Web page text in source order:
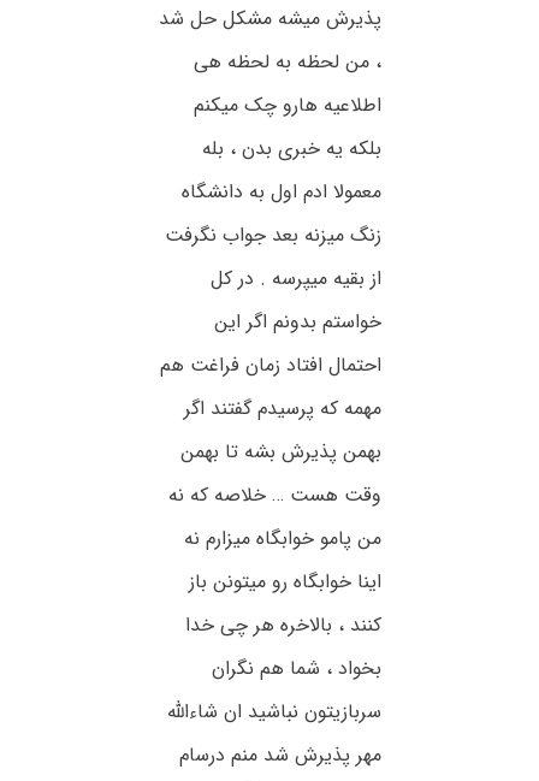
پذیرش میشه مشکل حل شد
، من لحظه به لحظه هی
اطلاعیه هارو چک میکنم
بلکه یه خبری بدن ، بله
معمولا ادم اول به دانشگاه
زنگ میزنه بعد جواب نگرفت
از بقیه میپرسه ⁦⁩. در کل
خواستم بدونم اگر این
احتمال افتاد زمان فراغت هم
مهمه که پرسیدم گفتند اگر
بهمن پذیرش بشه تا بهمن
وقت هست … خلاصه که نه
من پامو خوابگاه میزارم نه
اینا خوابگاه رو میتونن باز
کنند ، بالاخره هر چی خدا
بخواد ، شما هم نگران
سربازیتون نباشید ان شاءالله
مهر پذیرش شد منم درسام